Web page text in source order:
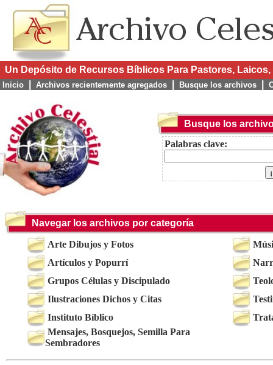
Un Depósito de Recursos Bíblicos Para Pastores,
Inicio Archivos recientemente agregados Busque los archivos
Busque los
Palabras clave:
Navegar los archivos por categoría
Arte Dibujos y Fotos
Artículos y Popurrí
Grupos Células y Discipulado
Ilustraciones Dichos y Citas
Instituto Bíblico
Mensajes, Bosquejos, Semilla Para
Sembradores